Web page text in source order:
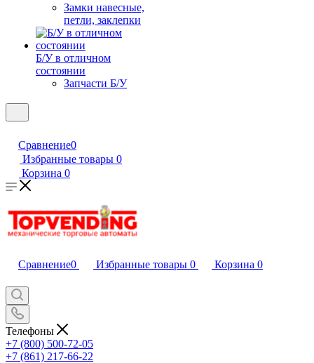
Замки навесные,
петли, заклепки
Б/У в отличном
состоянии
Запчасти Б/У
Сравнение0
Избранные товары 0
Корзина 0
Сравнение0 Избранные товары 0 Корзина 0
Телефоны
+7 (800) 500-72-05
+7 (861) 217-66-22